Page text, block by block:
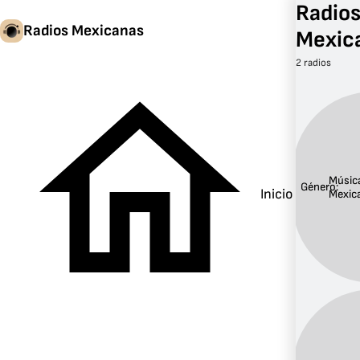
Radios Mexicanas
Inicio
2 radios
Género: